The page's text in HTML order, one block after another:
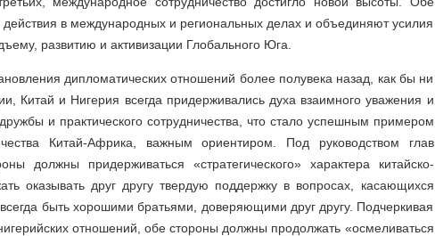
в международных и региональных делах и объединяют усилия
развитию и активизации Глобального Юга.
дипломатических отношений более полувека назад, как бы ни
Китай и Нигерия всегда придерживались духа взаимного уважения и
и практического сотрудничества, что стало успешным примером
Китай-Африка, важным ориентиром. Под руководством глав
должны придерживаться «стратегического» характера китайско-
оказывать друг другу твердую поддержку в вопросах, касающихся
быть хорошими братьями, доверяющими друг другу. Подчеркивая
отношений, обе стороны должны продолжать «осмеливаться